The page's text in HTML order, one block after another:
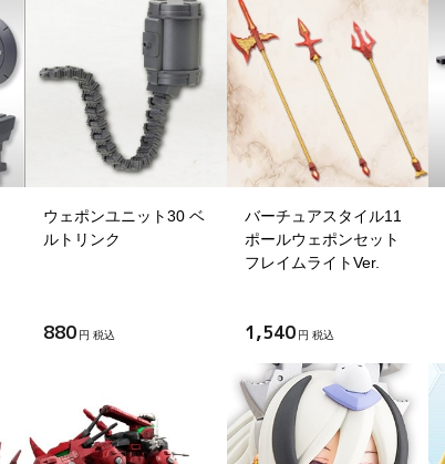
ウェポンユニット30 ベ
ルトリンク
880 円 税込
バーチュアスタイル11
ポールウェポンセット
フレイムライトVer.
1,540 円 税込